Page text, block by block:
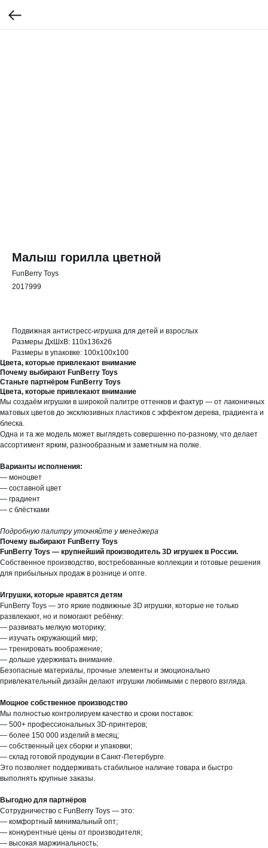
Малыш горилла цветной
FunBerry Toys
2017999
Подвижная антистресс-игрушка для детей и взрослых
Размеры ДхШхВ: 110х136х26
Размеры в упаковке: 100х100х100
Цвета, которые привлекают внимание
Почему выбирают FunBerry Toys
Станьте партнёром FunBerry Toys
Цвета, которые привлекают внимание
Мы создаём игрушки в широкой палитре оттенков и фактур — от лаконичных
матовых цветов до эксклюзивных пластиков с эффектом дерева, градиента и
блеска.
Одна и та же модель может выглядеть совершенно по-разному, что делает
ассортимент ярким, разнообразным и заметным на полке.
Варианты исполнения:
— моноцвет
— составной цвет
— градиент
— с блёстками
Подробную палитру уточняйте у менеджера
Почему выбирают FunBerry Toys
FunBerry Toys — крупнейший производитель 3D игрушек в России.
Собственное производство, востребованные коллекции и готовые решения
для прибыльных продаж в рознице и опте.
Игрушки, которые нравятся детям
FunBerry Toys — это яркие подвижные 3D игрушки, которые не только
развлекают, но и помогают ребёнку:
— развивать мелкую моторику;
— изучать окружающий мир;
— тренировать воображение;
— дольше удерживать внимание.
Безопасные материалы, прочные элементы и эмоционально
привлекательный дизайн делают игрушки любимыми с первого взгляда.
Мощное собственное производство
Мы полностью контролируем качество и сроки поставок:
— 500+ профессиональных 3D-принтеров;
— более 150 000 изделий в месяц;
— собственный цех сборки и упаковки;
— склад готовой продукции в Санкт-Петербурге.
Это позволяет поддерживать стабильное наличие товара и быстро
выполнять крупные заказы.
Выгодно для партнёров
Сотрудничество с FunBerry Toys — это:
— комфортный минимальный опт;
— конкурентные цены от производителя;
— высокая маржинальность;